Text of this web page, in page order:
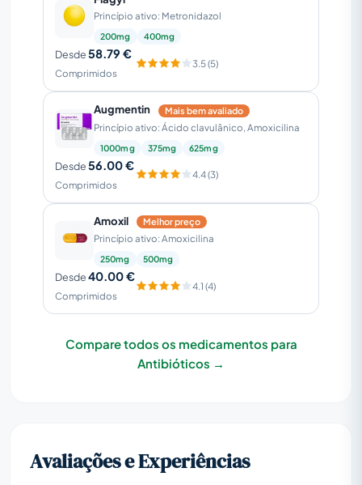
Princípio ativo: Metronidazol
200mg 400mg
Desde58.79 €
Comprimidos
3.5 (5)
Augmentin Mais bem avaliado
Princípio ativo: Ácido clavulânico, Amoxicilina
1000mg 375mg 625mg
Desde56.00 €
Comprimidos
4.4 (3)
Amoxil Melhor preço
Princípio ativo: Amoxicilina
250mg 500mg
Desde40.00 €
Comprimidos
4.1 (4)
Compare todos os medicamentos para
Antibióticos →
Avaliações e Experiências